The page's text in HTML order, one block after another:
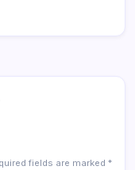
fields are marked *